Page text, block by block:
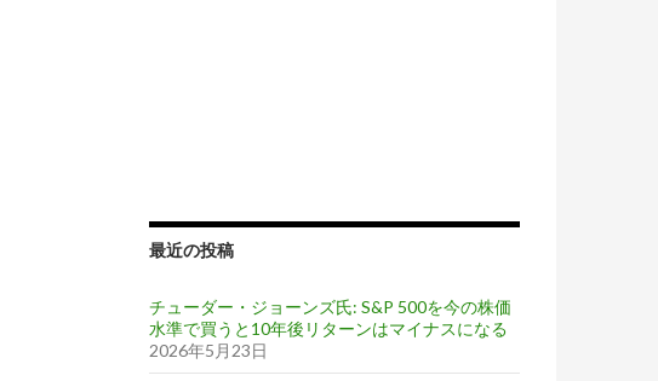
最近の投稿
チューダー・ジョーンズ氏: S&P 500を今の株価
水準で買うと10年後リターンはマイナスになる
2026年5月23日